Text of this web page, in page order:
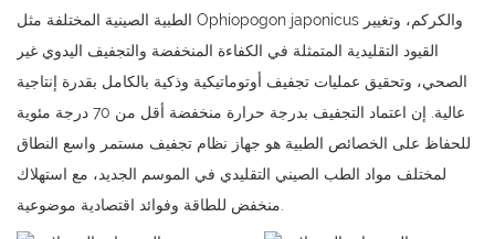
الطبية الصينية المختلفة مثل Ophiopogon japonicus والكركم، وتغيير
القيود التقليدية المتمثلة في الكفاءة المنخفضة والتجفيف اليدوي غير
الصحي، وتحقيق عمليات تجفيف أوتوماتيكية وذكية بالكامل بقدرة إنتاجية
عالية. إن اعتماد التجفيف بدرجة حرارة منخفضة أقل من 70 درجة مئوية
للحفاظ على الخصائص الطبية هو جهاز نظام تجفيف مستمر واسع النطاق
لمختلف مواد الطب الصيني التقليدي في الموسم الجديد، مع استهلاك
منخفض للطاقة وفوائد اقتصادية موضوعية.